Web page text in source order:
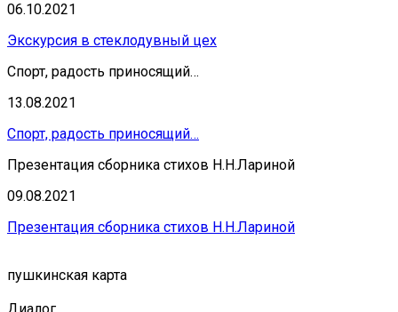
06.10.2021
Экскурсия в стеклодувный цех
Спорт, радость приносящий…
13.08.2021
Спорт, радость приносящий…
Презентация сборника стихов Н.Н.Лариной
09.08.2021
Презентация сборника стихов Н.Н.Лариной
пушкинская карта